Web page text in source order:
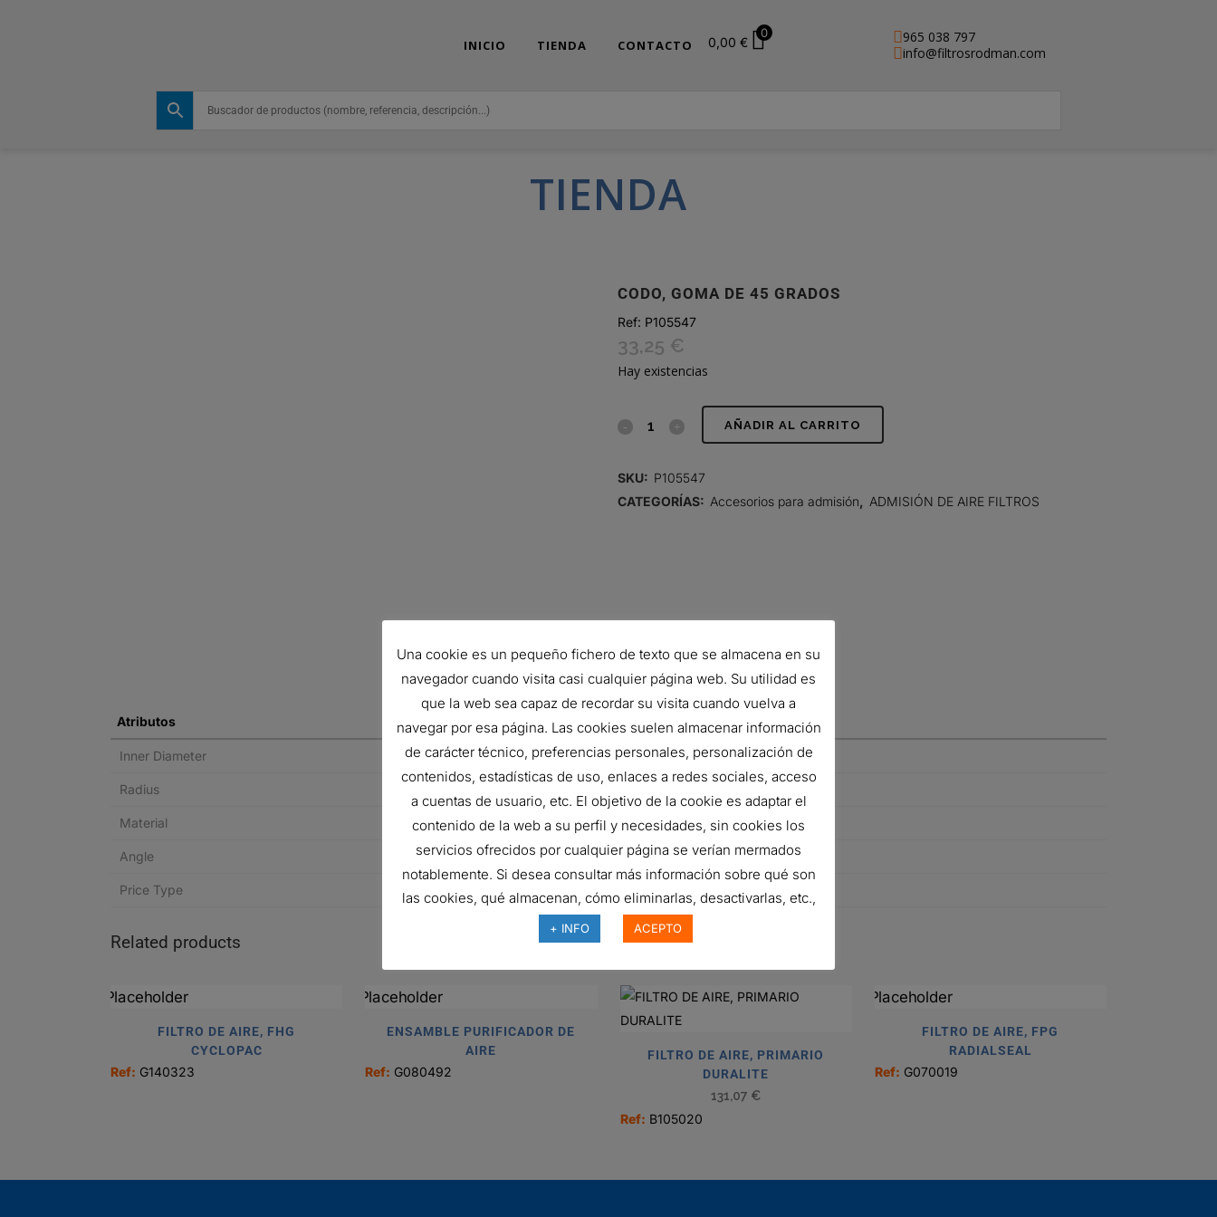
965 038 797
info@filtrosrodman.com
INICIO TIENDA CONTACTO 0,00 €
0
TIENDA
CODO, GOMA DE 45 GRADOS
Ref: P105547
33,25 €
Hay existencias
CODO, AÑADIR AL CARRITO
SKU: P105547
CATEGORÍAS: Accesorios para admisión ADMISIÓN DE AIRE FILTROS
Atributos
Inner Diameter 152 mm
Radius
Material Rubber
Angle 45 Degrees
Price Type
Related products
FILTRO DE AIRE, FHG
CYCLOPAC
Ref: G140323
ENSAMBLE PURIFICADOR DE
AIRE
Ref: G080492
FILTRO DE AIRE, PRIMARIO
DURALITE
131,07 €
Ref: B105020
FILTRO DE AIRE, FPG
RADIALSEAL
Ref: G070019
Una cookie es un pequeño fichero de texto que se almacena en su
navegador cuando visita casi cualquier página web. Su utilidad es
que la web sea capaz de recordar su visita cuando vuelva a
navegar por esa página. Las cookies suelen almacenar información
de carácter técnico, preferencias personales, personalización de
contenidos, estadísticas de uso, enlaces a redes sociales, acceso
a cuentas de usuario, etc. El objetivo de la cookie es adaptar el
contenido de la web a su perfil y necesidades, sin cookies los
servicios ofrecidos por cualquier página se verían mermados
notablemente. Si desea consultar más información sobre qué son
las cookies, qué almacenan, cómo eliminarlas, desactivarlas, etc.,
+ INFO ACEPTO